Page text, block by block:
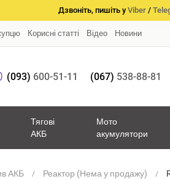
Дзвоніть, пишіть у Viber /
Корисні статті Відео Новини
(093) 600-51-11 (067) 538-88-81
Тягові
АКБ
Мото
акумулятори
АКБ Реактор (Нема у продажу)